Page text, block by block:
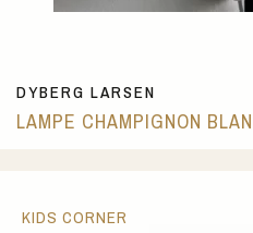
DYBERG LARSEN
LAMPE CHAMPIGNON
KIDS CORNER